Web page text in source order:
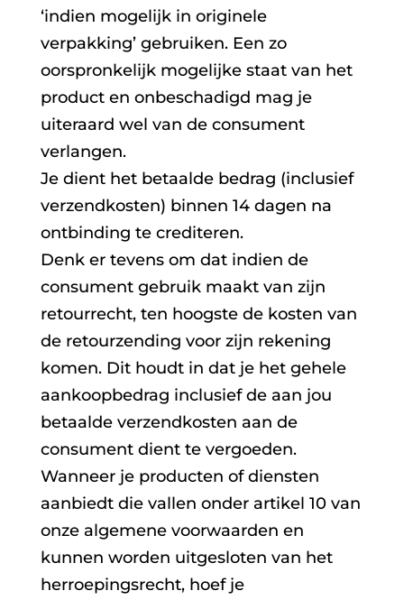
‘indien mogelijk in originele
verpakking’ gebruiken. Een zo
oorspronkelijk mogelijke staat van het
product en onbeschadigd mag je
uiteraard wel van de consument
verlangen.
Je dient het betaalde bedrag (inclusief
verzendkosten) binnen 14 dagen na
ontbinding te crediteren.
Denk er tevens om dat indien de
consument gebruik maakt van zijn
retourrecht, ten hoogste de kosten van
de retourzending voor zijn rekening
komen. Dit houdt in dat je het gehele
aankoopbedrag inclusief de aan jou
betaalde verzendkosten aan de
consument dient te vergoeden.
Wanneer je producten of diensten
aanbiedt die vallen onder artikel 10 van
onze algemene voorwaarden en
kunnen worden uitgesloten van het
herroepingsrecht, hoef je